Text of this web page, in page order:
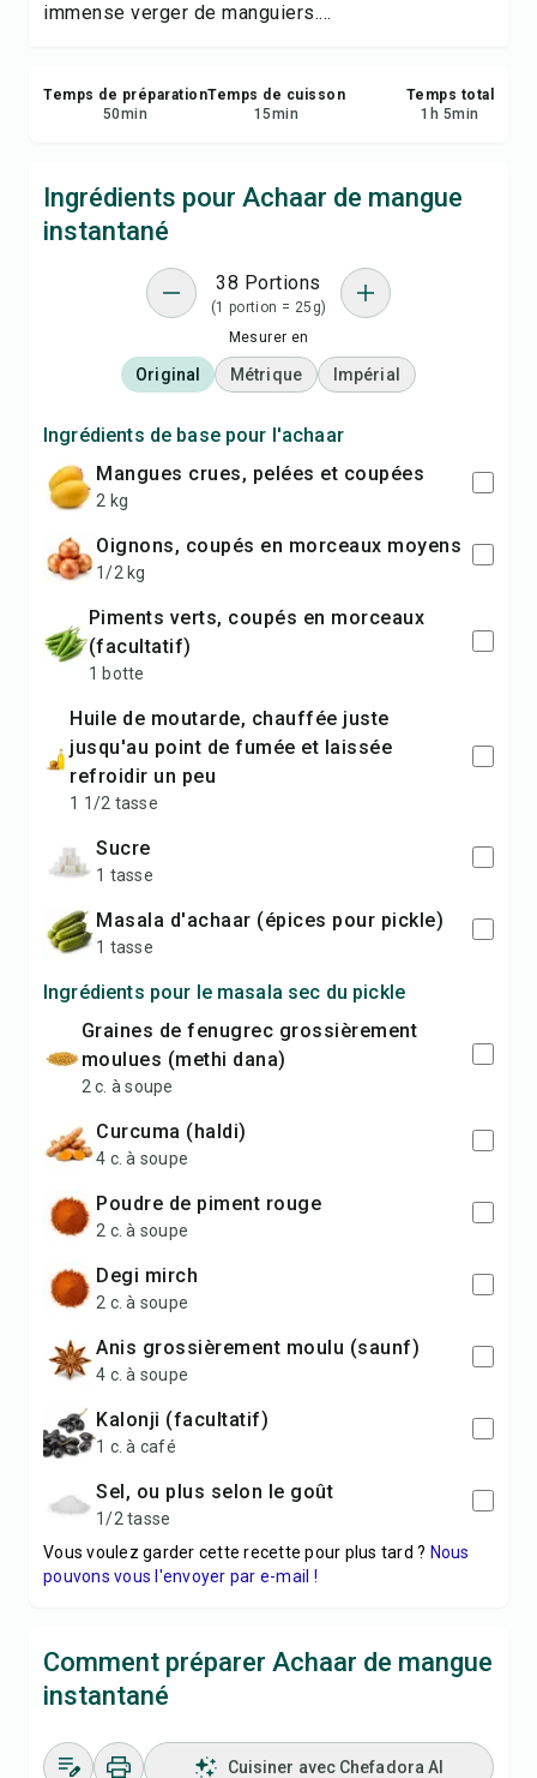
immense verger de manguiers....
Temps de préparation
50min
Temps de cuisson
15min
Temps total
1 h 5min
Ingrédients pour Achaar de mangue
instantané
38 Portions
(1 portion = 25g)
Mesurer en
Original Métrique Impérial
Ingrédients de base pour l'achaar
mangues crues, pelées et coupées
2 kg
oignons, coupés en morceaux moyens
1/2 kg
piments verts, coupés en morceaux
(facultatif)
1 botte
huile de moutarde, chauffée juste
jusqu'au point de fumée et laissée
refroidir un peu
1 1/2 tasse
sucre
1 tasse
masala d'achaar (épices pour pickle)
1 tasse
Ingrédients pour le masala sec du pickle
graines de fenugrec grossièrement
moulues (methi dana)
2 c. à soupe
curcuma (haldi)
4 c. à soupe
poudre de piment rouge
2 c. à soupe
degi mirch
2 c. à soupe
anis grossièrement moulu (saunf)
4 c. à soupe
kalonji (facultatif)
1 c. à café
sel, ou plus selon le goût
1/2 tasse
Vous voulez garder cette recette pour plus tard ? Nous
pouvons vous l'envoyer par e-mail !
Comment préparer Achaar de mangue
instantané
Cuisiner avec Chefadora AI